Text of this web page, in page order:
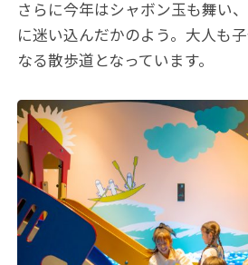
さらに今年はシャボン玉も舞い
に迷い込んだかのよう。大人も
なる散歩道となっています。